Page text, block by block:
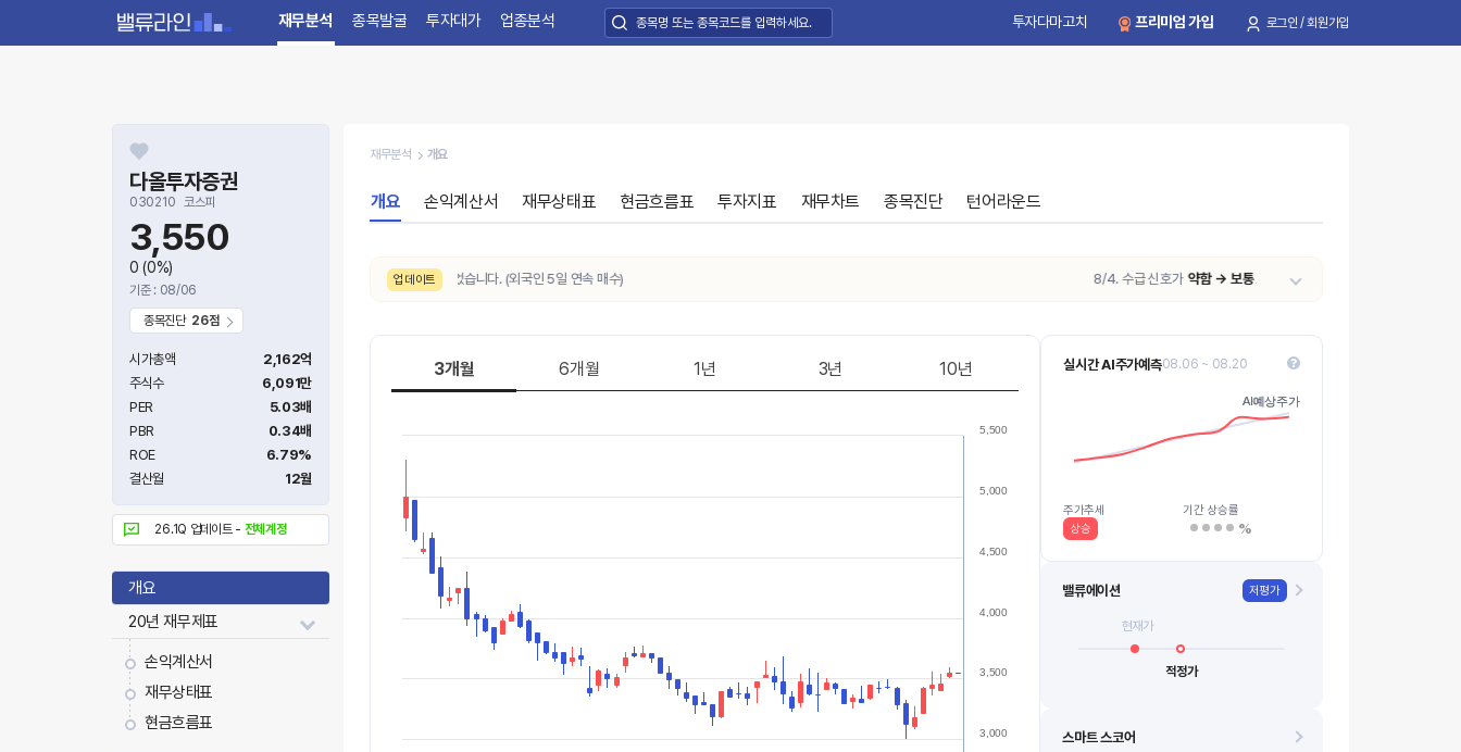
재무분석 종목발굴 투자대가 업종분석 투자다마고치 프리미엄 가입 로그인 / 회원가입
다올투자증권
030210 코스피
3,550
0 (0%)
기준 : 08/06
종목진단 26점
시가총액
2,162억
주식수
6,091만
PER
5.03배
PBR
0.34배
ROE
6.79%
결산월
12월
26.1Q 업데이트 - 전체계정
개요
20년 재무제표
손익계산서
재무상태표
현금흐름표
재무분석 개요
개요 손익계산서 재무상태표 현금흐름표 투자지표 재무차트 종목진단 턴어라운드
업데이트
으로 변동되었습니다. (외국인 5일 연속 매수) 8/4. 수급 신호가약함 → 보통 으로 변동되었습니다.
3개월 6개월 1년 3년 10년
3,000
3,500
4,000
4,500
5,000
5,500
실시간 AI주가예측08.06 ~ 08.20
Values
AI예상주가
AI예상주가
0…08.0708.10 08.1308.1408.1808.19
주가추세
상승
기간 상승률
%
밸류에이션 저평가
현재가
적정가
스마트 스코어